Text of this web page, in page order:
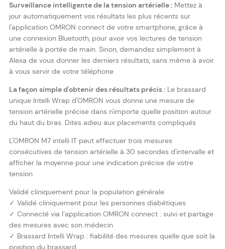
Surveillance intelligente de la tension artérielle : Mettez à
jour automatiquement vos résultats les plus récents sur
l'application OMRON connect de votre smartphone, grâce à
une connexion Bluetooth, pour avoir vos lectures de tension
artérielle à portée de main. Sinon, demandez simplement à
Alexa de vous donner les derniers résultats, sans même à avoir
à vous servir de votre téléphone
La façon simple d'obtenir des résultats précis : Le brassard
unique Intelli Wrap d'OMRON vous donne une mesure de
tension artérielle précise dans n'importe quelle position autour
du haut du bras. Dites adieu aux placements compliqués
L'OMRON M7 intelli IT peut effectuer trois mesures
consécutives de tension artérielle à 30 secondes d'intervalle et
afficher la moyenne pour une indication précise de votre
tension
Validé cliniquement pour la population générale
✓ Validé cliniquement pour les personnes diabétiques
✓ Connecté via l’application OMRON connect : suivi et partage
des mesures avec son médecin
✓ Brassard Intelli Wrap : fiabilité des mesures quelle que soit la
position du brassard